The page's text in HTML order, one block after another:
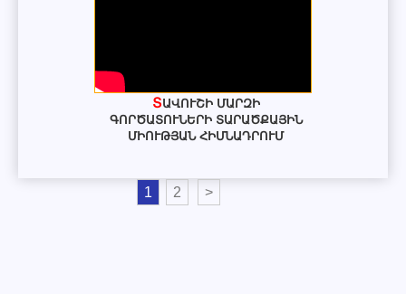
ՏԱՎՈՒՇԻ ՄԱՐԶԻ
ԳՈՐԾԱՏՈՒՆԵՐԻ ՏԱՐԱԾՔԱՅԻՆ
ՄԻՈՒԹՅԱՆ ՀԻՄՆԱԴՐՈՒՄ
1 2 >